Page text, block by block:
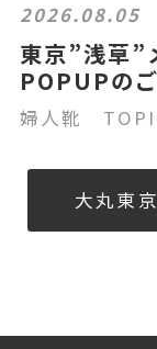
2026.08.05
東京”浅草”
POPUPの
婦人靴
大丸東